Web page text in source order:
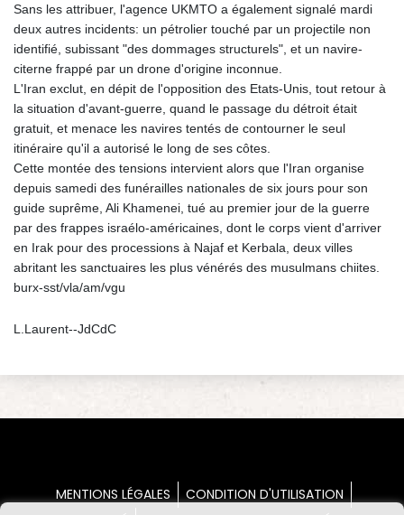
Sans les attribuer, l'agence UKMTO a également signalé mardi
deux autres incidents: un pétrolier touché par un projectile non
identifié, subissant "des dommages structurels", et un navire-
citerne frappé par un drone d'origine inconnue.
L'Iran exclut, en dépit de l'opposition des Etats-Unis, tout retour à
la situation d'avant-guerre, quand le passage du détroit était
gratuit, et menace les navires tentés de contourner le seul
itinéraire qu'il a autorisé le long de ses côtes.
Cette montée des tensions intervient alors que l'Iran organise
depuis samedi des funérailles nationales de six jours pour son
guide suprême, Ali Khamenei, tué au premier jour de la guerre
par des frappes israélo-américaines, dont le corps vient d'arriver
en Irak pour des processions à Najaf et Kerbala, deux villes
abritant les sanctuaires les plus vénérés des musulmans chiites.
burx-sst/vla/am/vgu
L.Laurent--JdCdC
MENTIONS LÉGALES
CONDITION D'UTILISATION